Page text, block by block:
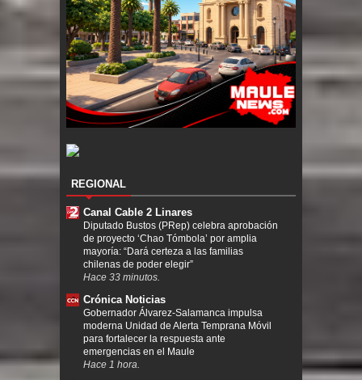
REGIONAL
Canal Cable 2 Linares
Diputado Bustos (PRep) celebra aprobación
de proyecto ‘Chao Tómbola’ por amplia
mayoría: “Dará certeza a las familias
chilenas de poder elegir”
Hace 33 minutos.
Crónica Noticias
Gobernador Álvarez-Salamanca impulsa
moderna Unidad de Alerta Temprana Móvil
para fortalecer la respuesta ante
emergencias en el Maule
Hace 1 hora.